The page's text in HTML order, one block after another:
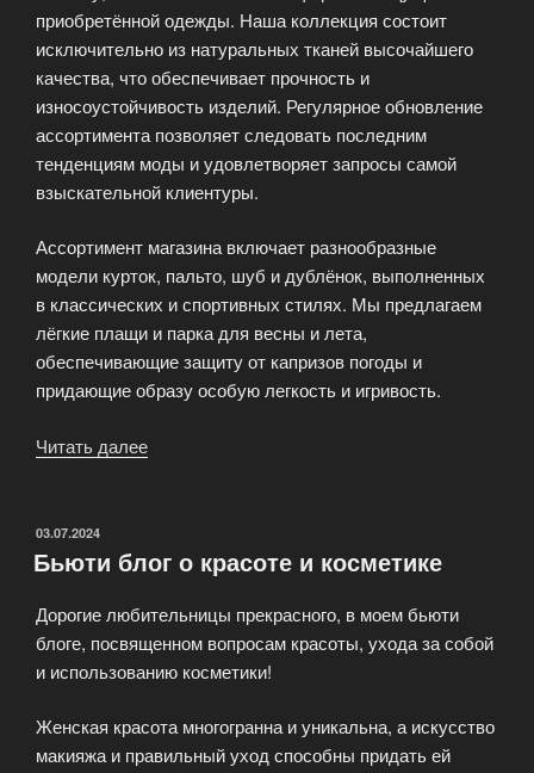
приобретённой одежды. Наша коллекция состоит
исключительно из натуральных тканей высочайшего
качества, что обеспечивает прочность и
износоустойчивость изделий. Регулярное обновление
ассортимента позволяет следовать последним
тенденциям моды и удовлетворяет запросы самой
взыскательной клиентуры.
Ассортимент магазина включает разнообразные
модели курток, пальто, шуб и дублёнок, выполненных
в классических и спортивных стилях. Мы предлагаем
лёгкие плащи и парка для весны и лета,
обеспечивающие защиту от капризов погоды и
придающие образу особую легкость и игривость.
Читать далее
ОПУБЛИКОВАНО
03.07.2024
Бьюти блог о красоте и косметике
Дорогие любительницы прекрасного, в моем бьюти
блоге, посвященном вопросам красоты, ухода за собой
и использованию косметики!
Женская красота многогранна и уникальна, а искусство
макияжа и правильный уход способны придать ей